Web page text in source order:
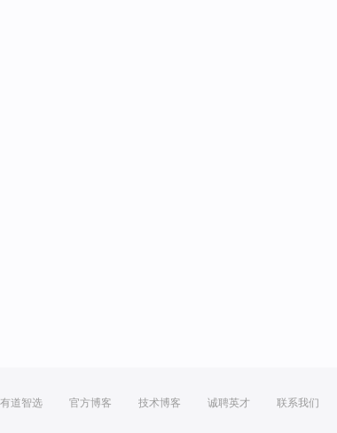
有道智选 官方博客 技术博客 诚聘英才 联系我们